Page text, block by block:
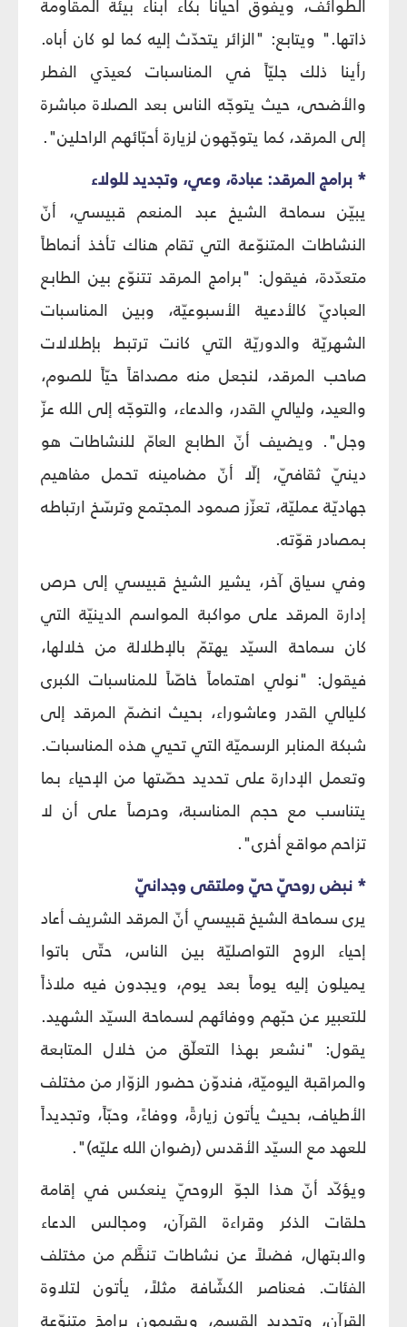
الطوائف، ويفوق أحياناً بكاء أبناء بيئة المقاومة
ذاتها." ويتابع: "الزائر يتحدّث إليه كما لو كان أباه.
رأينا ذلك جليّاً في المناسبات كعيدَي الفطر
والأضحى، حيث يتوجّه الناس بعد الصلاة مباشرة
إلى المرقد، كما يتوجّهون لزيارة أحبّائهم الراحلين".
* برامج المرقد: عبادة، وعي، وتجديد للولاء
يبيّن سماحة الشيخ عبد المنعم قبيسي، أنّ
النشاطات المتنوّعة التي تقام هناك تأخذ أنماطاً
متعدّدة، فيقول: "برامج المرقد تتنوّع بين الطابع
العباديّ كالأدعية الأسبوعيّة، وبين المناسبات
الشهريّة والدوريّة التي كانت ترتبط بإطلالات
صاحب المرقد، لنجعل منه مصداقاً حيّاً للصوم،
والعيد، وليالي القدر، والدعاء، والتوجّه إلى الله عزّ
وجل". ويضيف أنّ الطابع العامّ للنشاطات هو
دينيّ ثقافيّ، إلّا أنّ مضامينه تحمل مفاهيم
جهاديّة عمليّة، تعزّز صمود المجتمع وترسّخ ارتباطه
بمصادر قوّته.
وفي سياق آخر، يشير الشيخ قبيسي إلى حرص
إدارة المرقد على مواكبة المواسم الدينيّة التي
كان سماحة السيّد يهتمّ بالإطلالة من خلالها،
فيقول: "نولي اهتماماً خاصّاً للمناسبات الكبرى
كليالي القدر وعاشوراء، بحيث انضمّ المرقد إلى
شبكة المنابر الرسميّة التي تحيي هذه المناسبات.
وتعمل الإدارة على تحديد حصّتها من الإحياء بما
يتناسب مع حجم المناسبة، وحرصاً على أن لا
تزاحم مواقع أخرى".
* نبض روحيّ حيّ وملتقى وجدانيّ
يرى سماحة الشيخ قبيسي أنّ المرقد الشريف أعاد
إحياء الروح التواصليّة بين الناس، حتّى باتوا
يميلون إليه يوماً بعد يوم، ويجدون فيه ملاذاً
للتعبير عن حبّهم ووفائهم لسماحة السيّد الشهيد.
يقول: "نشعر بهذا التعلّق من خلال المتابعة
والمراقبة اليوميّة، فندوّن حضور الزوّار من مختلف
الأطياف، بحيث يأتون زيارةً، ووفاءً، وحبّاً، وتجديداً
للعهد مع السيّد الأقدس (رضوان الله عليّه)".
ويؤكّد أنّ هذا الجوّ الروحيّ ينعكس في إقامة
حلقات الذكر وقراءة القرآن، ومجالس الدعاء
والابتهال، فضلاً عن نشاطات تنظَّم من مختلف
الفئات. فعناصر الكشّافة مثلاً، يأتون لتلاوة
القرآن، وتجديد القسم، ويقيمون برامجَ متنوّعة